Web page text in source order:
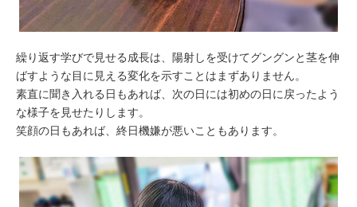
繰り返す学びで見せる成長は、陽射しを受けてグングンと茎を伸
ばすような目に見える変化を示すことはまずありません。
素直に聞き入れる日もあれば、次の日には初めの日に戻ったよう
な様子を見せたりします。
笑顔の日もあれば、終日機嫌が悪いこともあります。